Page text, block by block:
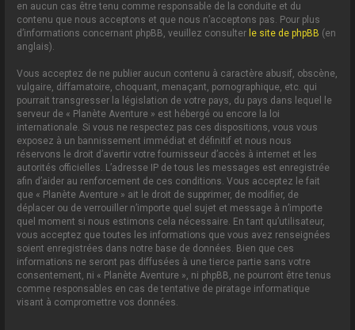
en aucun cas être tenu comme responsable de la conduite et du
contenu que nous acceptons et que nous n’acceptons pas. Pour plus
d’informations concernant phpBB, veuillez consulter le site de phpBB (en
anglais).
Vous acceptez de ne publier aucun contenu à caractère abusif, obscène,
vulgaire, diffamatoire, choquant, menaçant, pornographique, etc. qui
pourrait transgresser la législation de votre pays, du pays dans lequel le
serveur de « Planète Aventure » est hébergé ou encore la loi
internationale. Si vous ne respectez pas ces dispositions, vous vous
exposez à un bannissement immédiat et définitif et nous nous
réservons le droit d’avertir votre fournisseur d’accès à internet et les
autorités officielles. L’adresse IP de tous les messages est enregistrée
afin d’aider au renforcement de ces conditions. Vous acceptez le fait
que « Planète Aventure » ait le droit de supprimer, de modifier, de
déplacer ou de verrouiller n’importe quel sujet et message à n’importe
quel moment si nous estimons cela nécessaire. En tant qu’utilisateur,
vous acceptez que toutes les informations que vous avez renseignées
soient enregistrées dans notre base de données. Bien que ces
informations ne seront pas diffusées à une tierce partie sans votre
consentement, ni « Planète Aventure », ni phpBB, ne pourront être tenus
comme responsables en cas de tentative de piratage informatique
visant à compromettre vos données.